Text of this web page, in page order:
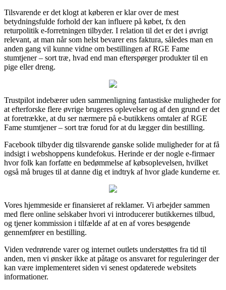
Tilsvarende er det klogt at køberen er klar over de mest
betydningsfulde forhold der kan influere på købet, fx den
returpolitik e-forretningen tilbyder. I relation til det er det i øvrigt
relevant, at man når som helst bevarer ens faktura, således man en
anden gang vil kunne vidne om bestillingen af RGE Fame
stumtjener – sort træ, hvad end man efterspørger produkter til en
pige eller dreng.
Trustpilot indebærer uden sammenligning fantastiske muligheder for
at efterforske flere øvrige brugeres oplevelser og af den grund er det
at foretrække, at du ser nærmere på e-butikkens omtaler af RGE
Fame stumtjener – sort træ forud for at du lægger din bestilling.
Facebook tilbyder dig tilsvarende ganske solide muligheder for at få
indsigt i webshoppens kundefokus. Herinde er der nogle e-firmaer
hvor folk kan forfatte en bedømmelse af købsoplevelsen, hvilket
også må bruges til at danne dig et indtryk af hvor glade kunderne er.
Vores hjemmeside er finansieret af reklamer. Vi arbejder sammen
med flere online selskaber hvori vi introducerer butikkernes tilbud,
og tjener kommission i tilfælde af at en af vores besøgende
gennemfører en bestilling.
Viden vedrørende varer og internet outlets understøttes fra tid til
anden, men vi ønsker ikke at påtage os ansvaret for reguleringer der
kan være implementeret siden vi senest opdaterede websitets
informationer.